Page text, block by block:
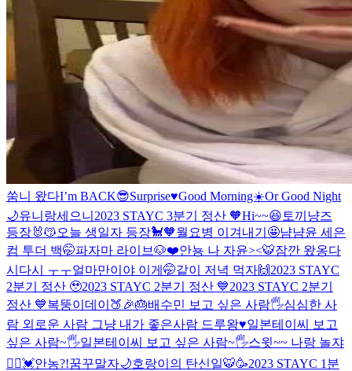
쑴니 왔다I’m BACK😎Surprise♥️Good Morning☀️Or Good Night
🌙유니랑세으니 2023 STAYC 3분기 정산 🧡Hi~~😆 토끼냥즈
등장🐰😽오늘 생일자 등장🐩🧡월요병 이겨내기🤩냠냠윤 세은
컴 투더 백🤭파자마 라이브🐶❤️안뇽 나 자윤><🐯잠깐 왔옹다
시다시 ㅜㅜ얼마만이야 이게🤭같이 저녁 먹자🙌 2023 STAYC
2분기 정산 🥹2023 STAYC 2분기 정산 💙2023 STAYC 2분기
정산 💙복뚱이데이🍑🎉🎂배수민 보고 싶은 사람🖐심심한 사
람 외로운 사람 그냥 내가 좋은사람 드루왕♥️일본테이씨 보고
싶은 사람~🖐일본테이씨 보고 싶은 사람~🖐스윗~~ 나랑 놀쟈
🙋‍♀️💓안농?!꿈꾸말자🌙호랑이의 탄신일🐯🥳2023 STAYC 1분